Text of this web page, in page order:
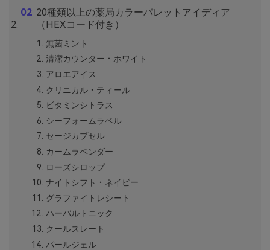
20種類以上の薬局カラーパレットアイディア
（HEXコード付き）
無菌ミント
清潔カウンター・ホワイト
アロエアイス
クリニカル・ティール
ビタミンシトラス
シーフォームラベル
セージカプセル
カームラベンダー
ローズシロップ
ナイトシフト・ネイビー
グラファイトレシート
ハーバルトニック
クールスレート
パールジェル